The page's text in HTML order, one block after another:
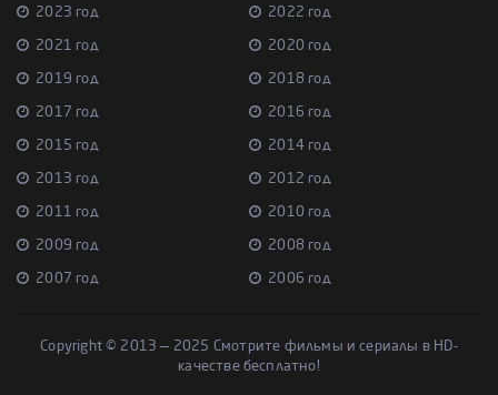
2023 год 2022 год
2021 год 2020 год
2019 год 2018 год
2017 год 2016 год
2015 год 2014 год
2013 год 2012 год
2011 год 2010 год
2009 год 2008 год
2007 год 2006 год
Copyright © 2013 — 2025 Смотрите фильмы и сериалы в HD-
качестве бесплатно!